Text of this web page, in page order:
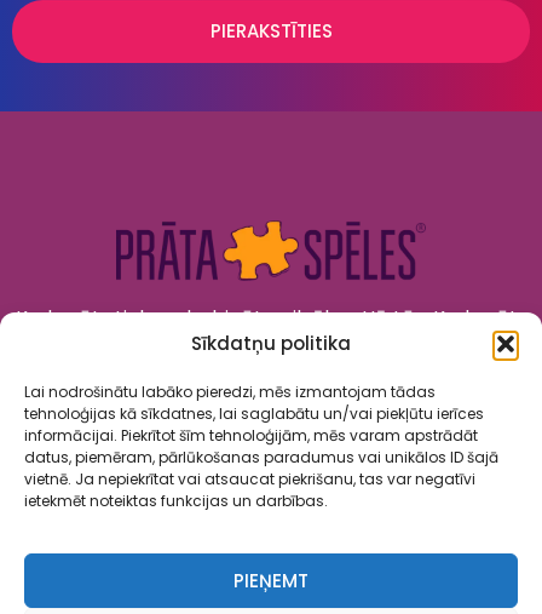
Sīkdatņu politika
Lai nodrošinātu labāko pieredzi, mēs izmantojam tādas
tehnoloģijas kā sīkdatnes, lai saglabātu un/vai piekļūtu ierīces
informācijai. Piekrītot šīm tehnoloģijām, mēs varam apstrādāt
datus, piemēram, pārlūkošanas paradumus vai unikālos ID šajā
vietnē. Ja nepiekrītat vai atsaucat piekrišanu, tas var negatīvi
ietekmēt noteiktas funkcijas un darbības.
PIEŅEMT
PIERAKSTĪTIES
Kad prāts tiek nodarbināts, cilvēks attīstās. Kad prāts
tiek izklaidēts, cilvēks jūtas priecīgs un laimīgs. “Prāta
Privātuma politikaLietošanas noteikumi